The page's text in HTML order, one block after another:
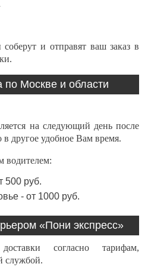
и отправят ваш заказ в
по Москве и области
на следующий день после
в другое удобное Вам время.
водителем:
500 руб.
- от 1000 руб.
«Пони экспресс»
согласно тарифам,
службой.